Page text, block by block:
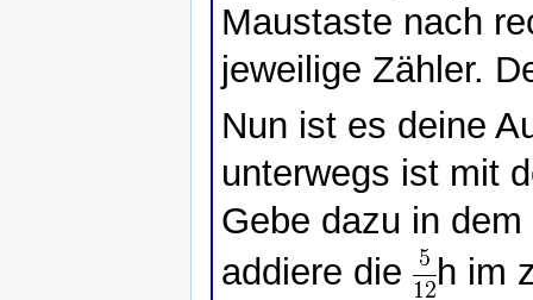
Maustaste nach
jeweilige Zähler.
Nun ist es deine
unterwegs ist mit
Gebe dazu in
addiere die
h im